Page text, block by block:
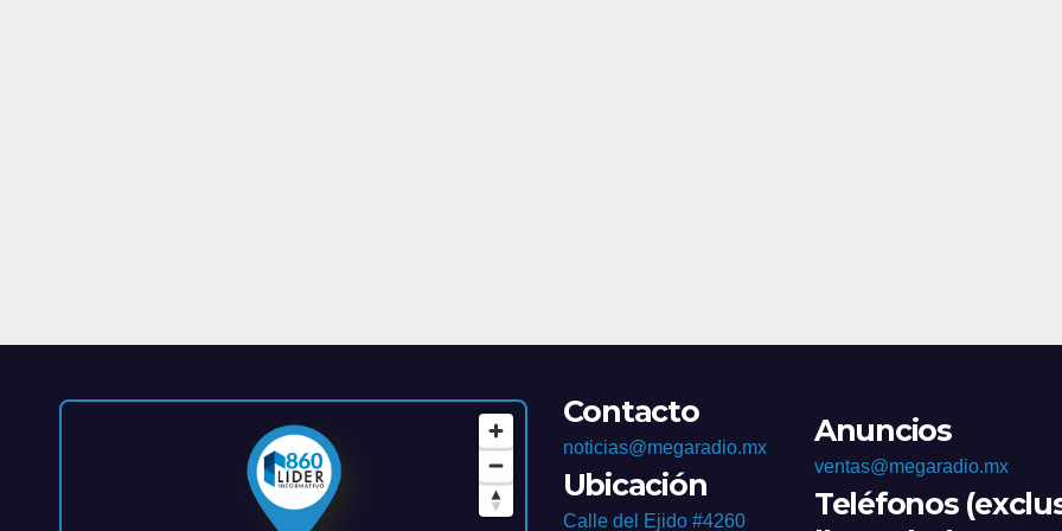
Contacto
noticias@megaradio.mx
Ubicación
Calle del Ejido #4260
Anuncios
ventas@megaradio.mx
Teléfonos